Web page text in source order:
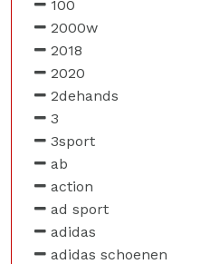
100
2000w
2018
2020
2dehands
3
3sport
ab
action
ad sport
adidas
adidas schoenen